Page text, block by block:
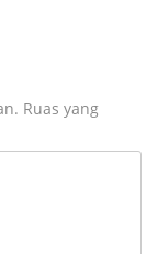
Ruas yang